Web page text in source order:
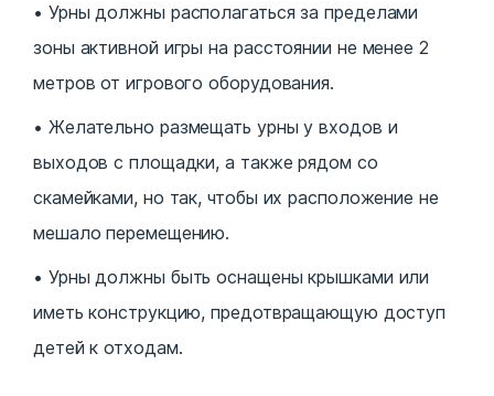
Урны должны располагаться за пределами
зоны активной игры на расстоянии не менее 2
метров от игрового оборудования.
Желательно размещать урны у входов и
выходов с площадки, а также рядом со
скамейками, но так, чтобы их расположение не
мешало перемещению.
Урны должны быть оснащены крышками или
иметь конструкцию, предотвращающую доступ
детей к отходам.